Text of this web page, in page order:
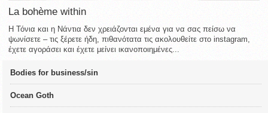
La bohème within
Η Τόνια και η Νάντια δεν χρειάζονται εμένα για να σας πείσω να
ψωνίσετε – τις ξέρετε ήδη, πιθανότατα τις ακολουθείτε στο instagram,
έχετε αγοράσει και έχετε μείνει ικανοποιημένες...
Bodies for business/sin
Ocean Goth